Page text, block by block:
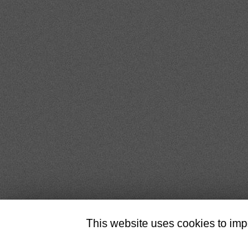
This website uses cookies to